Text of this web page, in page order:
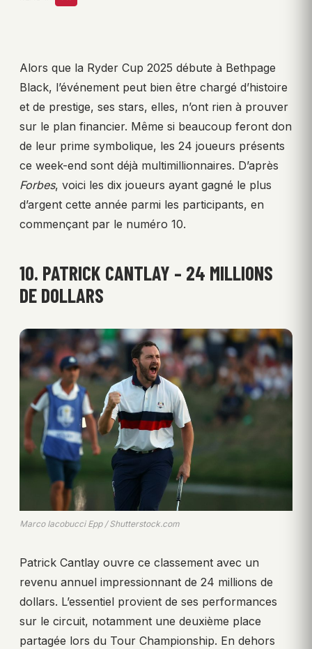
Alors que la Ryder Cup 2025 débute à Bethpage
Black, l’événement peut bien être chargé d’histoire
et de prestige, ses stars, elles, n’ont rien à prouver
sur le plan financier. Même si beaucoup feront don
de leur prime symbolique, les 24 joueurs présents
ce week-end sont déjà multimillionnaires. D’après
Forbes, voici les dix joueurs ayant gagné le plus
d’argent cette année parmi les participants, en
commençant par le numéro 10.
10. PATRICK CANTLAY – 24 MILLIONS
DE DOLLARS
Marco Iacobucci Epp / Shutterstock.com
Patrick Cantlay ouvre ce classement avec un
revenu annuel impressionnant de 24 millions de
dollars. L’essentiel provient de ses performances
sur le circuit, notamment une deuxième place
partagée lors du Tour Championship. En dehors